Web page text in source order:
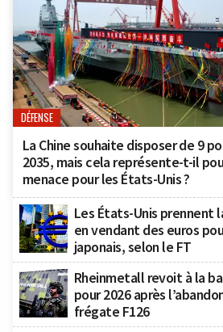
DÉFENSE
La Chine souhaite disposer de 9
2035, mais cela représente-t-il
menace pour les États-Unis ?
Les États-Unis prennent
en vendant des euros
japonais, selon le FT
Rheinmetall revoit à la
pour 2026 après
frégate F126